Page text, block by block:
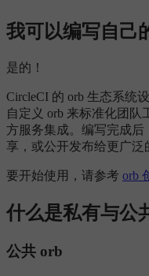
我可以编写自己
是的！
CircleCI 的 orb 生态系统
自定义 orb 来标准化团
方服务集成。编写完成后
享，或公开发布给更广泛
要开始使用，请参考 orb
什么是私有与公
公共 orb